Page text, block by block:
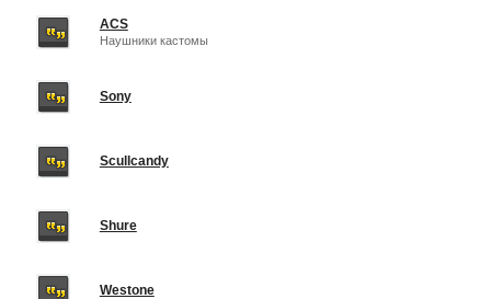
ACS
Наушники кастомы
Sony
Scullcandy
Shure
Westone